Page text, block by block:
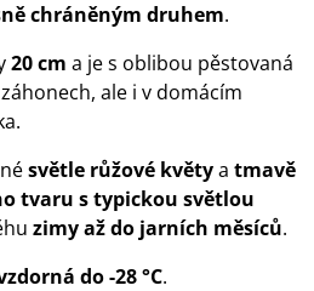
chráněným druhem.
20 cm a je s oblibou pěstovaná
ale i v domácím
světle růžové květya tmavě
tvaru s typickou světlou
zimy až do jarních měsíců.
do-28°C.